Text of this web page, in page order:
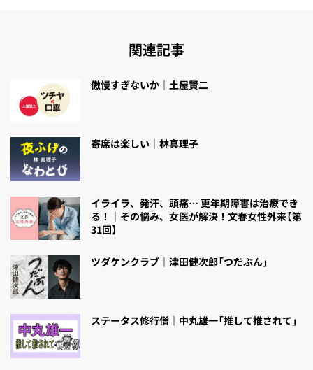
関連記事
傲慢すぎないか｜土屋賢二
寄席は楽しい｜林真理子
イライラ、発汗、頭痛… 更年期障害は治療でき
る！｜その悩み、女医が解決！文春女性外来【第
31回】
ツダケンクラブ｜津田健次郎「つだぶん」
ステータス修行僧｜中丸雄一「推して推されて」